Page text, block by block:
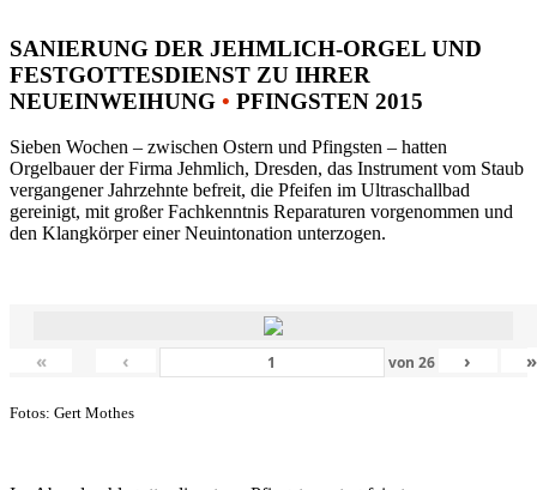
SANIERUNG DER JEHMLICH-ORGEL UND
FESTGOTTESDIENST ZU IHRER
NEUEINWEIHUNG • PFINGSTEN 2015
Sieben Wochen – zwischen Ostern und Pfingsten – hatten
Orgelbauer der Firma Jehmlich, Dresden, das Instrument vom Staub
vergangener Jahrzehnte befreit, die Pfeifen im Ultraschallbad
gereinigt, mit großer Fachkenntnis Reparaturen vorgenommen und
den Klangkörper einer Neuintonation unterzogen.
« ‹ von 26 › »
Fotos: Gert Mothes